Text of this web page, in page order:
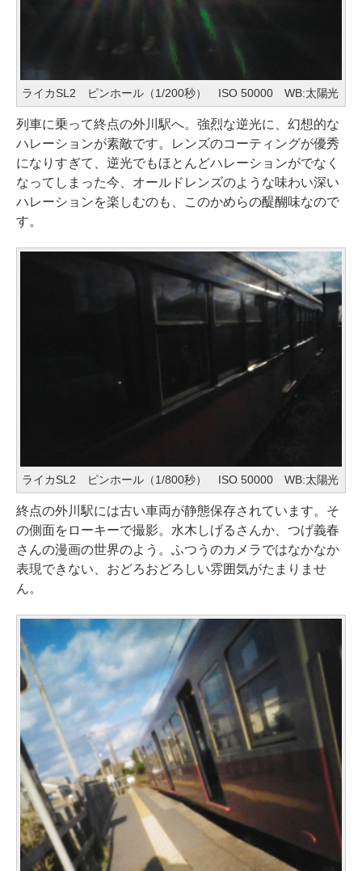
ライカSL2 ピンホール（1/200秒） ISO 50000 WB:太陽光
列車に乗って終点の外川駅へ。強烈な逆光に、幻想的な
ハレーションが素敵です。レンズのコーティングが優秀
になりすぎて、逆光でもほとんどハレーションがでなく
なってしまった今、オールドレンズのような味わい深い
ハレーションを楽しむのも、このかめらの醍醐味なので
す。
ライカSL2 ピンホール（1/800秒） ISO 50000 WB:太陽光
終点の外川駅には古い車両が静態保存されています。そ
の側面をローキーで撮影。水木しげるさんか、つげ義春
さんの漫画の世界のよう。ふつうのカメラではなかなか
表現できない、おどろおどろしい雰囲気がたまりませ
ん。